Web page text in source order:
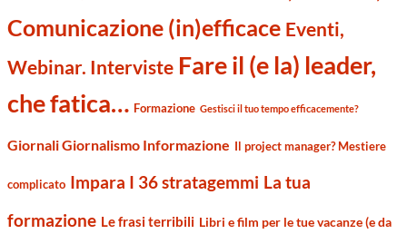
Comunicazione (in)efficace Eventi,
Webinar. Interviste Fare il (e la) leader,
che fatica… Formazione Gestisci il tuo tempo efficacemente?
Giornali Giornalismo Informazione Il project manager? Mestiere
complicato Impara I 36 stratagemmi La tua
formazione Le frasi terribili Libri e film per le tue vacanze (e da